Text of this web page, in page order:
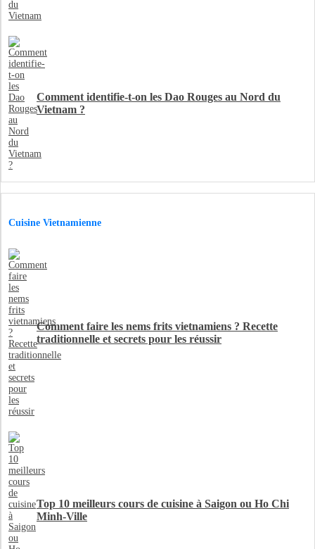
Comment identifie-t-on les Dao Rouges au Nord du
Vietnam ?
Cuisine Vietnamienne
Comment faire les nems frits vietnamiens ? Recette
traditionnelle et secrets pour les réussir
Top 10 meilleurs cours de cuisine à Saigon ou Ho Chi
Minh-Ville